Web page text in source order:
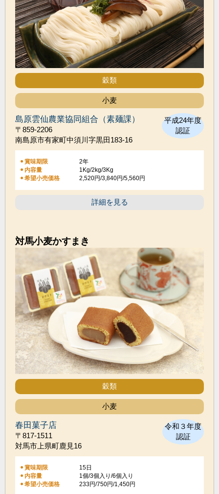
穀類
小麦
平成24年度
認証
島原雲仙農業協同組合（素麺課）
〒859-2206
南島原市有家町中須川字黒田183-16
賞味期限
2年
内容量
1Kg/2kg/3Kg
希望小売価格
2,520円/3,840円/5,560円
詳細を見る
対馬小麦かすまき
穀類
小麦
令和３年度
認証
春田菓子店
〒817-1511
対馬市上県町鹿見16
賞味期限
15日
内容量
1個/3個入り/6個入り
希望小売価格
233円/750円/1,450円